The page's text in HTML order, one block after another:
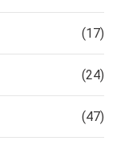
(17)
(24)
(47)